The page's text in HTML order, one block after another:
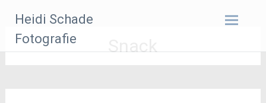
Inhalt
springen
Heidi Schade
Fotografie
Snack